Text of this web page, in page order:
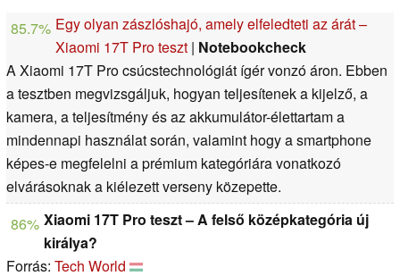
85.7% Egy olyan zászlóshajó, amely elfeledteti az árát –
Xiaomi 17T Pro teszt | Notebookcheck
A Xiaomi 17T Pro csúcstechnológiát ígér vonzó áron. Ebben
a tesztben megvizsgáljuk, hogyan teljesítenek a kijelző, a
kamera, a teljesítmény és az akkumulátor-élettartam a
mindennapi használat során, valamint hogy a smartphone
képes-e megfelelni a prémium kategóriára vonatkozó
elvárásoknak a kiélezett verseny közepette.
86% Xiaomi 17T Pro teszt – A felső középkategória új
királya?
Forrás: Tech World